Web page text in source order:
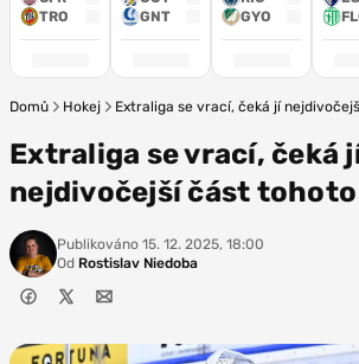
TRO
GNT
GYO
Domů Hokej Extraliga se vrací, čeká jí
Extraliga se vrací, čeká
nejdivočejší část
Publikováno 15. 12. 2025, 18:00
Od Rostislav Niedoba